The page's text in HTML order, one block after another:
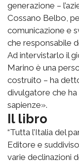
generazione –
Cossano Belbo,
comunicazione e
che responsabile
Ad intervistarlo il
Marino è una
costruito – ha
divulgatore che
sapienze».
Il libro
“Tutta l’Italia del
Editore e
varie declinazioni